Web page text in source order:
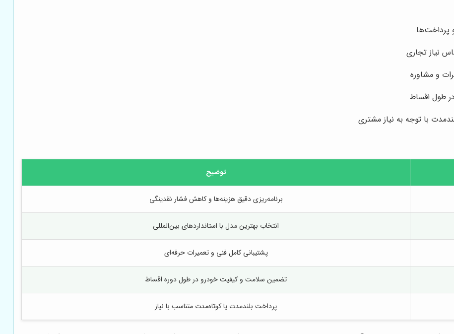
پرداخت‌ها
نیاز تجاری
و مشاوره
طول اقساط
با توجه به نیاز مشتری
توضیح
برنامه‌ریزی دقیق هزینه‌ها و کاهش فشار نقدینگی
انتخاب بهترین مدل با استانداردهای بین‌المللی
پشتیبانی کامل فنی و تعمیرات حرفه‌ای
تضمین سلامت و کیفیت خودرو در طول دوره اقساط
پرداخت بلندمدت یا کوتاه‌مدت متناسب با نیاز